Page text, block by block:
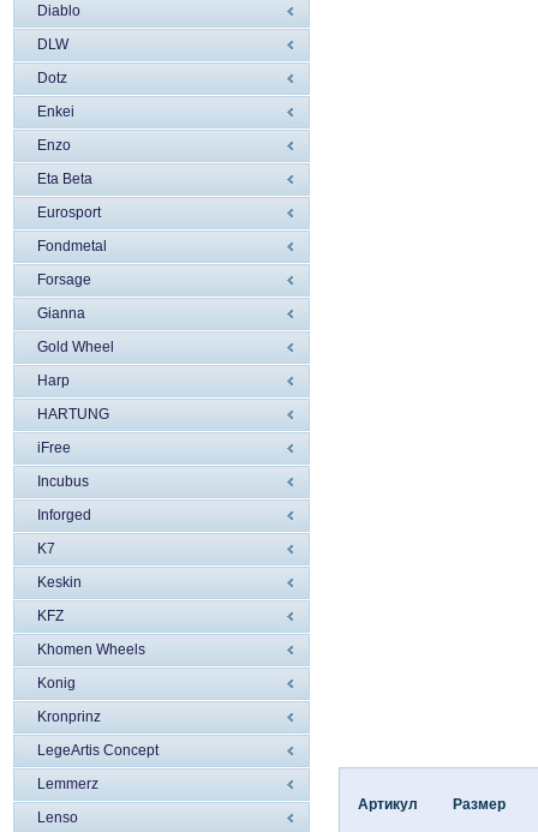
Diablo
DLW
Dotz
Enkei
Enzo
Eta Beta
Eurosport
Fondmetal
Forsage
Gianna
Gold Wheel
Harp
HARTUNG
iFree
Incubus
Inforged
K7
Keskin
KFZ
Khomen Wheels
Konig
Kronprinz
LegeArtis Concept
Lemmerz
Lenso
Артикул Размер